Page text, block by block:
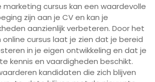
marketing cursus kan een waardevolle
zijn aan je CV en kan je
aanzienlijk verbeteren. Door het
cursus laat je zien dat je bereid
in je eigen ontwikkeling en dat je
kennis en vaardigheden beschikt.
kandidaten die zich blijven